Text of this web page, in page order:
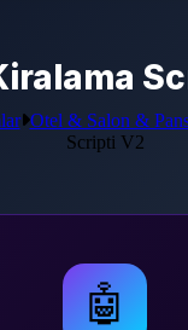
Otel & Salon &
Scripti V2
🤖